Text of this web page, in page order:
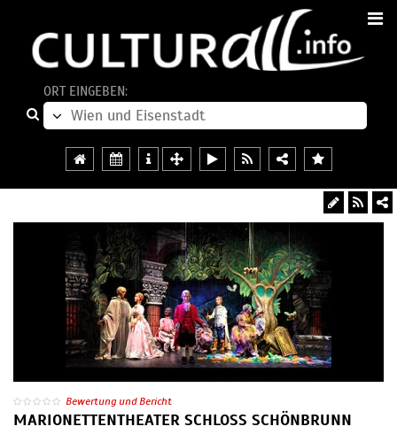
ORT EINGEBEN:
Bewertung und Bericht
MARIONETTENTHEATER SCHLOSS SCHÖNBRUNN